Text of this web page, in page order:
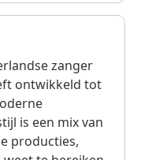
zanger
ontwikkeld tot
is een mix van
producties,